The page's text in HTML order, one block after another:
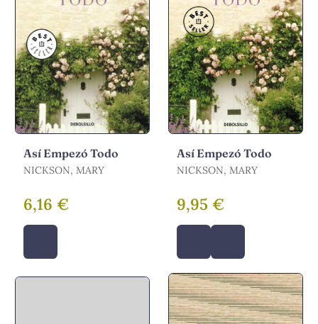
Así Empezó Todo
NICKSON, MARY
6,16 €
Así Empezó Todo
NICKSON, MARY
9,95 €